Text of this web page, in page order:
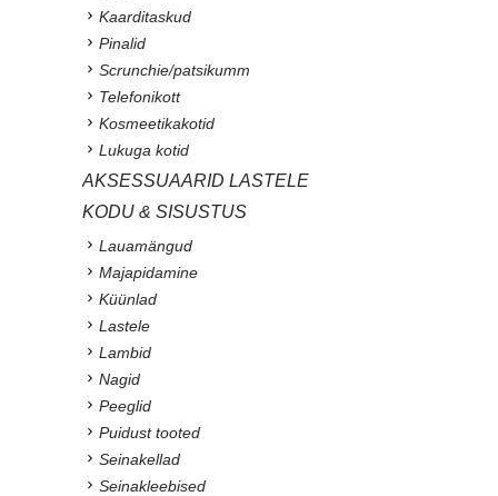
Kaarditaskud
Pinalid
Scrunchie/patsikumm
Telefonikott
Kosmeetikakotid
Lukuga kotid
AKSESSUAARID LASTELE
KODU & SISUSTUS
Lauamängud
Majapidamine
Küünlad
Lastele
Lambid
Nagid
Peeglid
Puidust tooted
Seinakellad
Seinakleebised